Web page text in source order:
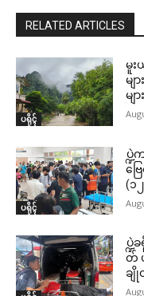
RELATED ARTICLES
ပရိုၚ်
မူး
မျ
မျ
ပရိုၚ်
ပ္ဍဲ
ဗြ
(၁
ပ္
တ်
ချို